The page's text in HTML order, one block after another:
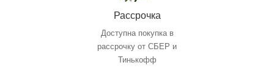
Рассрочка
Доступна покупка в
рассрочку от СБЕР и
Тинькофф